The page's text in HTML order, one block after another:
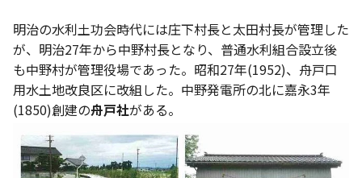
明治の水利土功会時代には庄下村長と太田村長が管理した
が、明治27年から中野村長となり、普通水利組合設立後
も中野村が管理役場であった。昭和27年(1952)、舟戸口
用水土地改良区に改組した。中野発電所の北に嘉永3年
(1850)創建の舟戸社がある。